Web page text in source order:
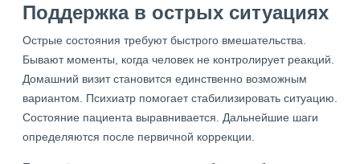
Поддержка в острых ситуациях
Острые состояния требуют быстрого вмешательства.
Бывают моменты, когда человек не контролирует реакций.
Домашний визит становится единственно возможным
вариантом. Психиатр помогает стабилизировать ситуацию.
Состояние пациента выравнивается. Дальнейшие шаги
определяются после первичной коррекции.